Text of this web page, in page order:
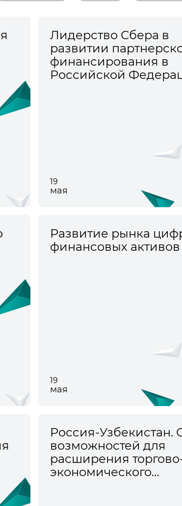
Лидерство Сбера в
развитии
финансирования в
Российской
19
мая
Развитие рынка
финансовых активов
19
мая
Россия-Узбекистан.
возможностей для
расширения
экономического